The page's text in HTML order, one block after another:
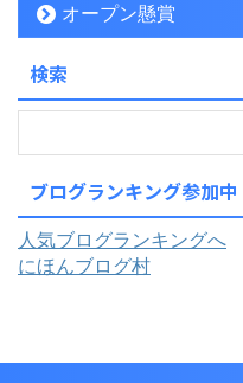
オープン懸賞
検索
ブログランキング参加中
人気ブログランキングへ
にほんブログ村